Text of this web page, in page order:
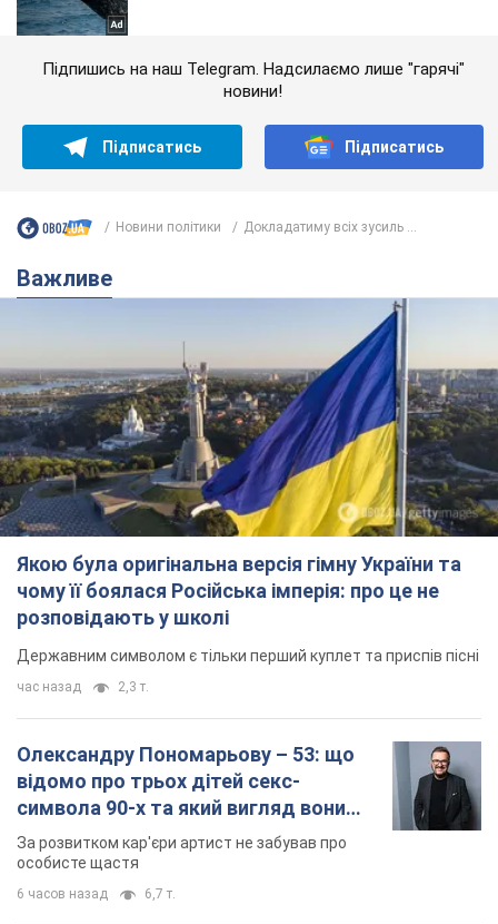
Підпишись на наш Telegram. Надсилаємо лише "гарячі"
новини!
Підписатись Підписатись
Новини політики Докладатиму всіх зусиль ...
Важливе
Якою була оригінальна версія гімну України та
чому її боялася Російська імперія: про це не
розповідають у школі
Державним символом є тільки перший куплет та приспів пісні
час назад 2,3 т.
Олександру Пономарьову – 53: що
відомо про трьох дітей секс-
символа 90-х та який вигляд вони
мають
За розвитком кар'єри артист не забував про
особисте щастя
6 часов назад 6,7 т.